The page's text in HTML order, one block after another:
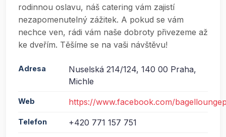
rodinnou oslavu, náš catering vám zajistí
nezapomenutelný zážitek. A pokud se vám
nechce ven, rádi vám naše dobroty přivezeme až
ke dveřím. Těšíme se na vaši návštěvu!
Adresa
Nuselská 214/124, 140 00 Praha,
Michle
Web https://www.facebook.com/
Telefon +420 771 157 751